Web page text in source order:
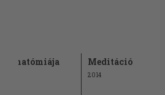
anatómiája Meditáció
2014